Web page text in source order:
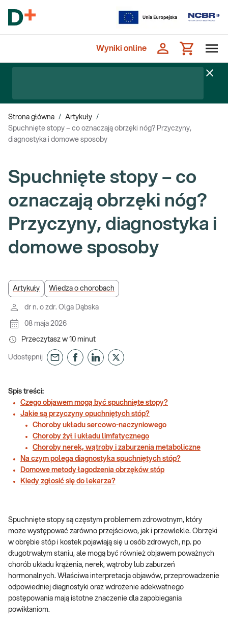
Wyniki online
Strona główna / Artykuły /
Spuchnięte stopy – co oznaczają obrzęki nóg? Przyczyny,
diagnostyka i domowe sposoby
Spuchnięte stopy – co
oznaczają obrzęki nóg?
Przyczyny, diagnostyka i
domowe sposoby
Artykuły Wiedza o chorobach
dr n. o zdr. Olga Dąbska
08 maja 2026
Przeczytasz w 10 minut
Udostępnij
Spis treści:
Czego objawem mogą być spuchnięte stopy?
Jakie są przyczyny opuchniętych stóp?
Choroby układu sercowo-naczyniowego
Choroby żył i układu limfatycznego
Choroby nerek, wątroby i zaburzenia metaboliczne
Na czym polega diagnostyka spuchniętych stóp?
Domowe metody łagodzenia obrzęków stóp
Kiedy zgłosić się do lekarza?
Spuchnięte stopy są częstym problemem zdrowotnym, który
może występować zarówno przejściowo, jak i przewlekle. Obrzęki
w obrębie stóp i kostek pojawiają się u osób zdrowych, np. po
długotrwałym staniu, ale mogą być również objawem poważnych
chorób układu krążenia, nerek, wątroby lub zaburzeń
hormonalnych. Właściwa interpretacja objawów, przeprowadzenie
odpowiedniej diagnostyki oraz wdrożenie adekwatnego
postępowania mają istotne znaczenie dla zapobiegania
powikłaniom.